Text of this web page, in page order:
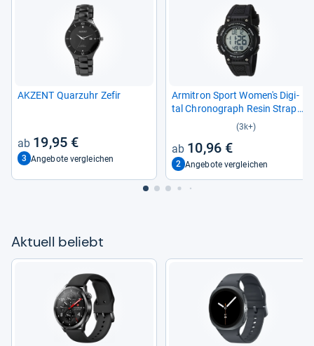
AKZENT Quarz­uhr Zefir
19,95 €
3 Angebote vergleichen
Armitron Sport Women's Digi­
tal Chro­no­graph Resin Strap
Watch, 45/7086 Black
(3k+)
10,96 €
2 Angebote vergleichen
Aktu­ell beliebt